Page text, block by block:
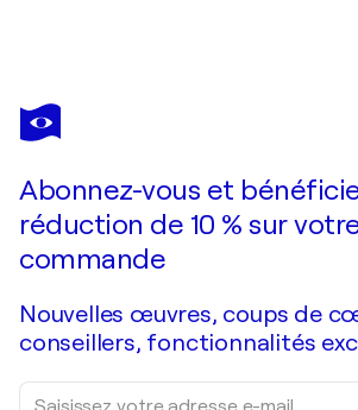
JEAN-LUC LOPEZ
Le baiser au Château d'eau
Abonnez-vous et
réduction de 10 % sur
commande
Nouvelles œuvres, coups de
conseillers, fonctionnalités